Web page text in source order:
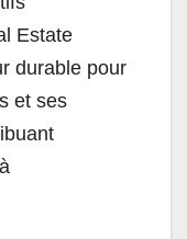
Estate
durable pour
et ses